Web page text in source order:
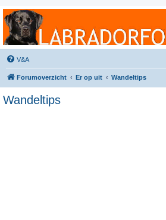
Labradorforum
Het gezelligste Labradorforum van Nederland en België!
V&A
Forumoverzicht Er op uit Wandeltips
Wandeltips